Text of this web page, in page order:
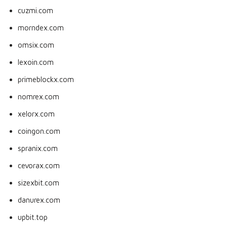
cuzmi.com
morndex.com
omsix.com
lexoin.com
primeblockx.com
nomrex.com
xelorx.com
coingon.com
spranix.com
cevorax.com
sizexbit.com
danurex.com
upbit.top